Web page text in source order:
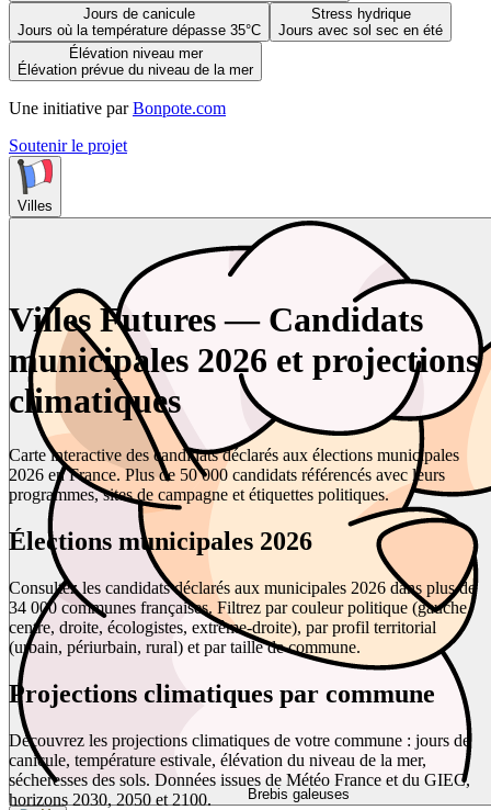
Jours de canicule
Jours où la température dépasse 35°C
Stress hydrique
Jours avec sol sec en été
Élévation niveau mer
Élévation prévue du niveau de la mer
Une initiative par Bonpote.com
Soutenir le projet
Villes
Brebis galeuses
Villes Futures — Candidats
municipales 2026 et projections
climatiques
Carte interactive des candidats déclarés aux élections municipales
2026 en France. Plus de 50 000 candidats référencés avec leurs
programmes, sites de campagne et étiquettes politiques.
Élections municipales 2026
Consultez les candidats déclarés aux municipales 2026 dans plus de
34 000 communes françaises. Filtrez par couleur politique (gauche,
centre, droite, écologistes, extrême-droite), par profil territorial
(urbain, périurbain, rural) et par taille de commune.
Projections climatiques par commune
Découvrez les projections climatiques de votre commune : jours de
canicule, température estivale, élévation du niveau de la mer,
sécheresses des sols. Données issues de Météo France et du GIEC,
horizons 2030, 2050 et 2100.